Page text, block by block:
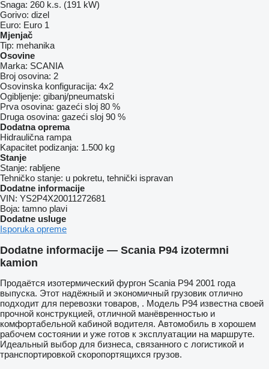
Snaga: 260 k.s. (191 kW)
Gorivo: dizel
Euro: Euro 1
Mjenjač
Tip: mehanika
Osovine
Marka: SCANIA
Broj osovina: 2
Osovinska konfiguracija: 4x2
Ogibljenje: gibanj/pneumatski
Prva osovina: gazeći sloj 80 %
Druga osovina: gazeći sloj 90 %
Dodatna oprema
Hidraulična rampa
Kapacitet podizanja: 1.500 kg
Stanje
Stanje: rabljene
Tehničko stanje: u pokretu, tehnički ispravan
Dodatne informacije
VIN: YS2P4X20011272681
Boja: tamno plavi
Dodatne usluge
Isporuka opreme
Dodatne informacije — Scania P94 izotermni
kamion
Продаётся изотермический фургон Scania P94 2001 года
выпуска. Этот надёжный и экономичный грузовик отлично
подходит для перевозки товаров, . Модель P94 известна своей
прочной конструкцией, отличной манёвренностью и
комфортабельной кабиной водителя. Автомобиль в хорошем
рабочем состоянии и уже готов к эксплуатации на маршруте.
Идеальный выбор для бизнеса, связанного с логистикой и
транспортировкой скоропортящихся грузов.